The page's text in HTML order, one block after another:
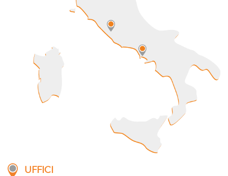
UFFICI